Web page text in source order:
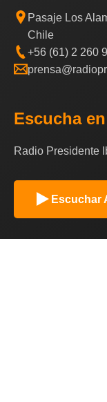
Pasaje Los
Chile
+56 (61) 2 260
Escucha
Radio Presidente
Escuchar